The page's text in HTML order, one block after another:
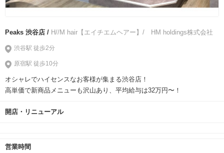
Peaks 渋谷店 / H//M hair【エイチエムヘアー】/ HM holdings株式会社
渋谷駅 徒歩2分
原宿駅 徒歩10分
オシャレでハイセンスなお客様が集まる渋谷店！
高単価で新商品メニューも沢山あり、平均給与は32万円〜！
開店・リニューアル
営業時間